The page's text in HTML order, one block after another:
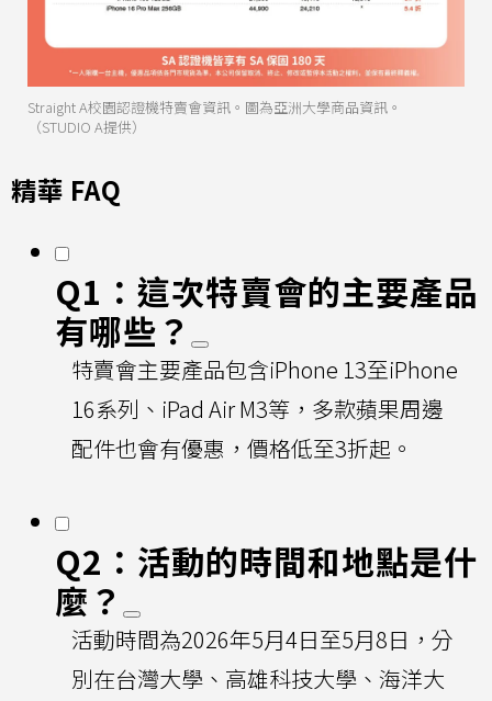
Straight A校園認證機特賣會資訊。圖為亞洲大學商品資訊。
（STUDIO A提供）
精華 FAQ
Q1：這次特賣會的主要產品
有哪些？
特賣會主要產品包含iPhone 13至iPhone
16系列、iPad Air M3等，多款蘋果周邊
配件也會有優惠，價格低至3折起。
Q2：活動的時間和地點是什
麼？
活動時間為2026年5月4日至5月8日，分
別在台灣大學、高雄科技大學、海洋大